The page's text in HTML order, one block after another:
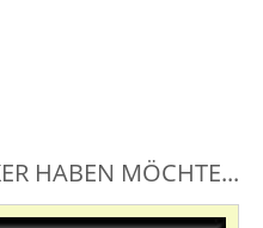
HABEN MÖCHTE...